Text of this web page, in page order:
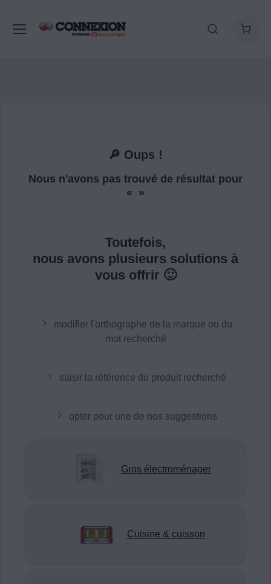
🔎 Oups !
Nous n'avons pas trouvé de résultat pour
« »
Toutefois,
nous avons plusieurs solutions à
vous offrir 🙂
modifier l'orthographe de la marque ou du
mot recherché
saisir la référence du produit recherché
opter pour une de nos suggestions
Gros électroménager
Cuisine & cuisson